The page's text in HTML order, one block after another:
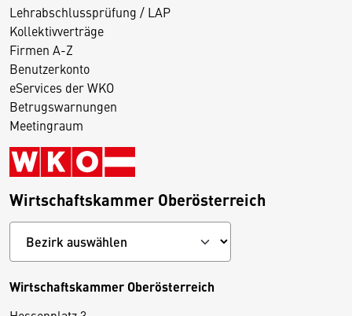
Lehrabschlussprüfung / LAP
Kollektivverträge
Firmen A-Z
Benutzerkonto
eServices der WKO
Betrugswarnungen
Meetingraum
Wirtschaftskammer Oberösterreich
Wirtschaftskammer Oberösterreich